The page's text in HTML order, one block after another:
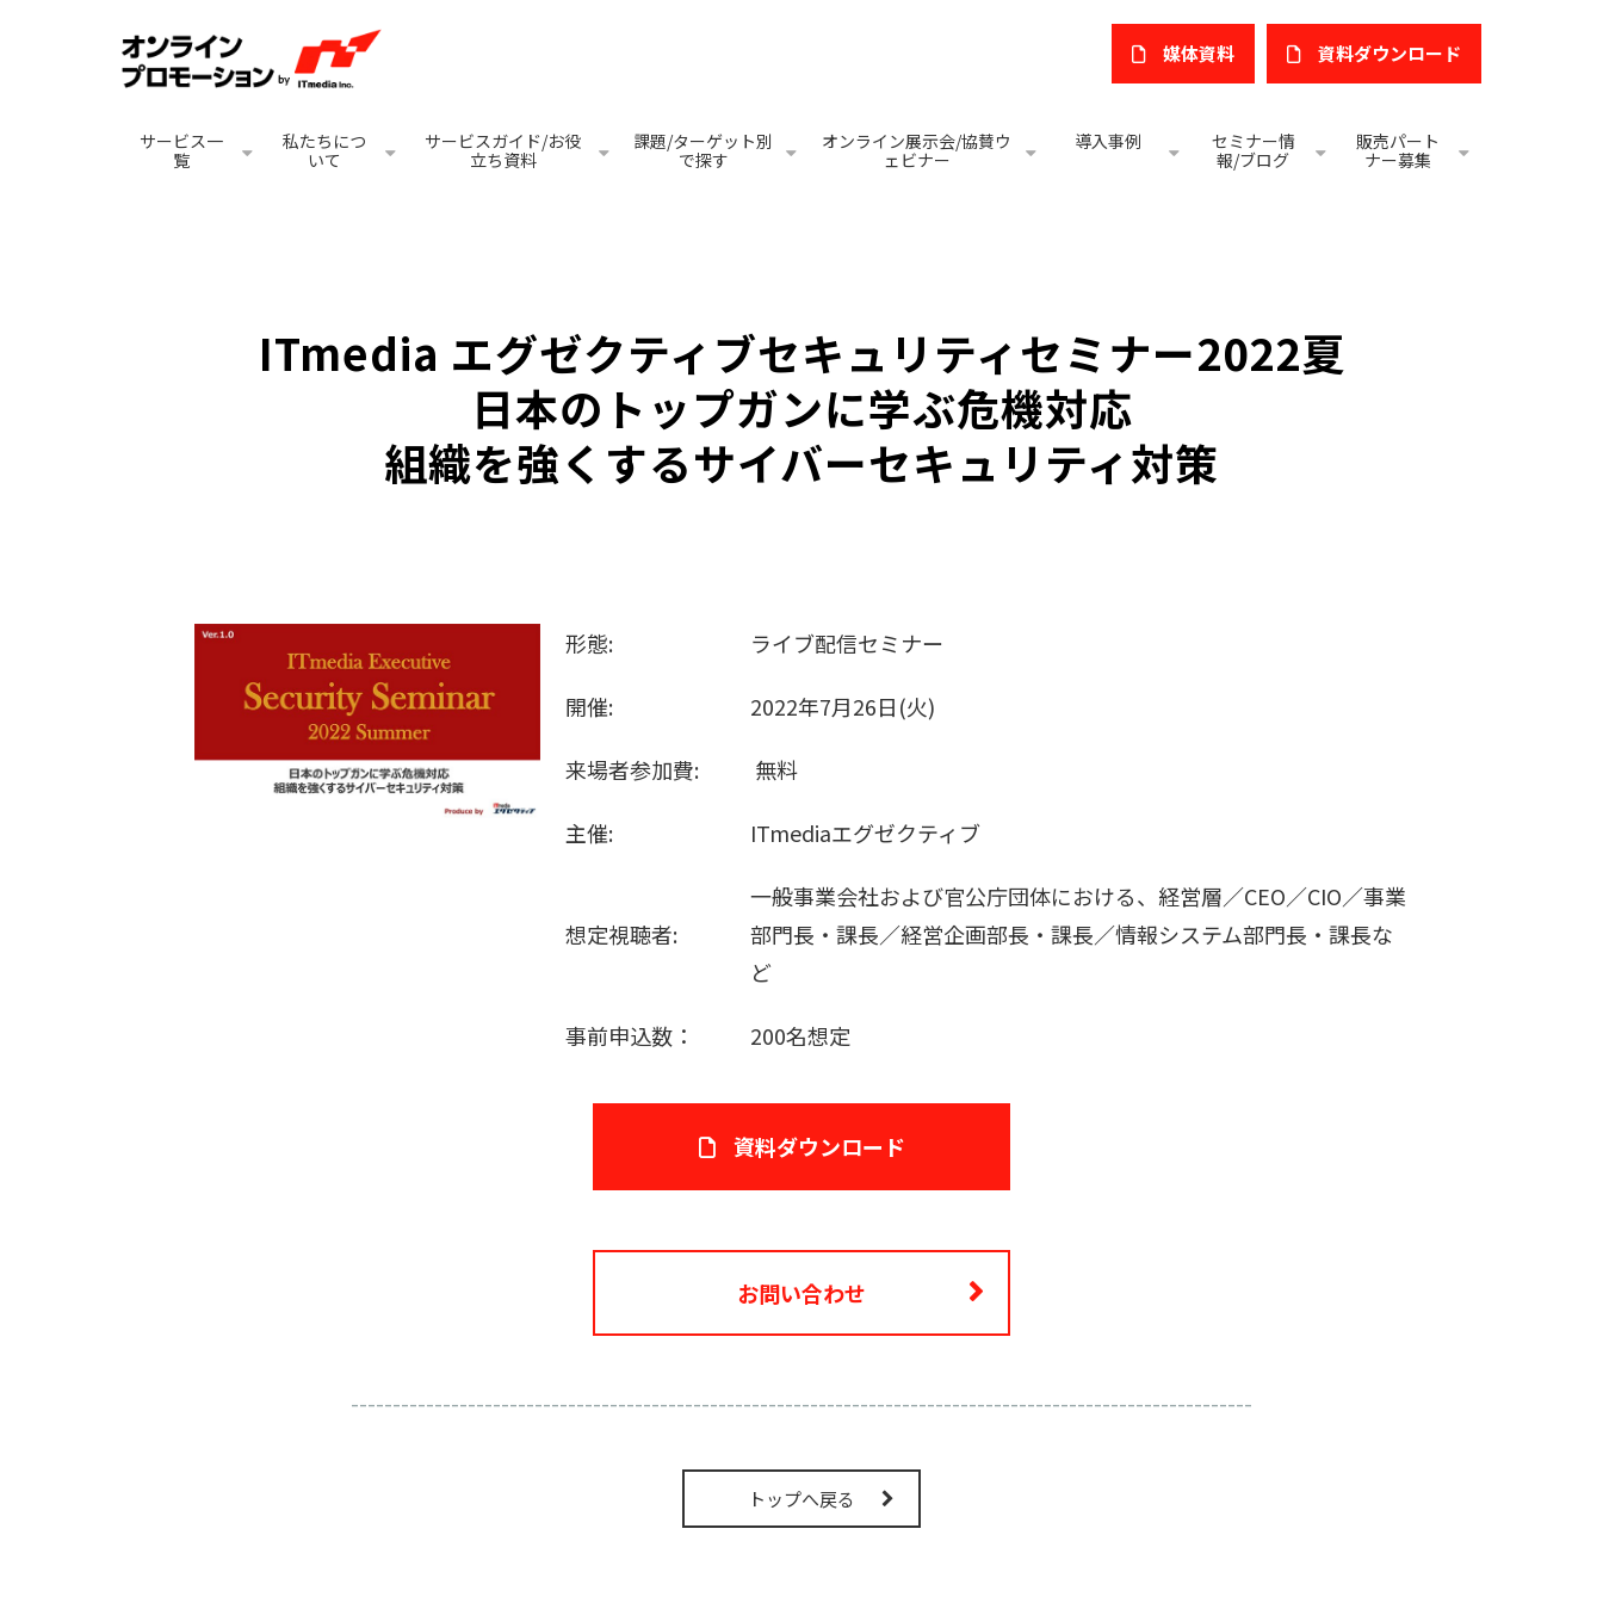
媒体資料 ​資料ダウンロード
サービス一
覧
私たちにつ
いて
サービスガイド/お役
立ち資料
課題/ターゲット別
で探す
オンライン展示会/協賛ウ
ェビナー
導入事例
セミナー情
報/ブログ
販売パート
ナー募集
ITmedia エグゼクティブセキュリティセミナー2022夏
日本のトップガンに学ぶ危機対応
組織を強くするサイバーセキュリティ対策
形態: ライブ配信セミナー
開催: 2022年7月26日(火)
来場者参加費: 無料
主催: ITmediaエグゼクティブ
想定視聴者:
一般事業会社および官公庁団体における、経営層／CEO／CIO／事業
部門長・課長／経営企画部長・課長／情報システム部門長・課長な
ど
事前申込数： 200名想定
資料ダウンロード
お問い合わせ
------------------------------------------------------------------------------------------------------------
トップへ戻る